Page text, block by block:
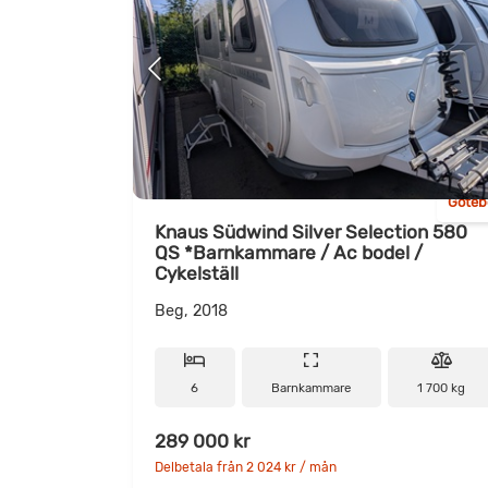
Knaus Südwind Silver Selection 580
QS *Barnkammare / Ac bodel /
Cykelställ
Beg, 2018
6 Barnkammare 1 700 kg
289 000 kr
Delbetala från 2 024 kr / mån